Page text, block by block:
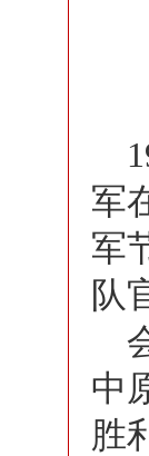
军
军
队
中
胜